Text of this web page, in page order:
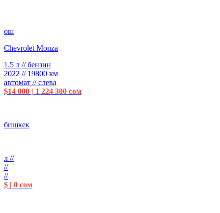
ош
Chevrolet Monza
1.5 л // бензин
2022 // 19800 км
автомат // слева
$14 000 | 1 224 300 сом
бишкек
л //
//
//
$ | 0 сом